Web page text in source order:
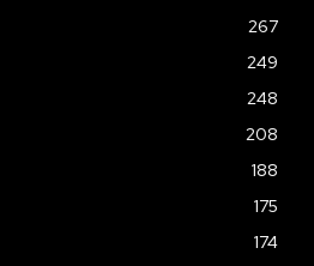
267
249
248
208
188
175
174